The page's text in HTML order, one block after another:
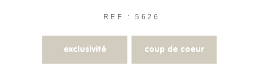
REF : 5626
exclusivité coup de coeur